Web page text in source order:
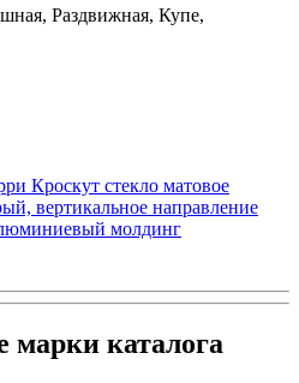
Раздвижная, Купе,
Кроскут стекло матовое
вертикальное направление
молдинг
марки каталога